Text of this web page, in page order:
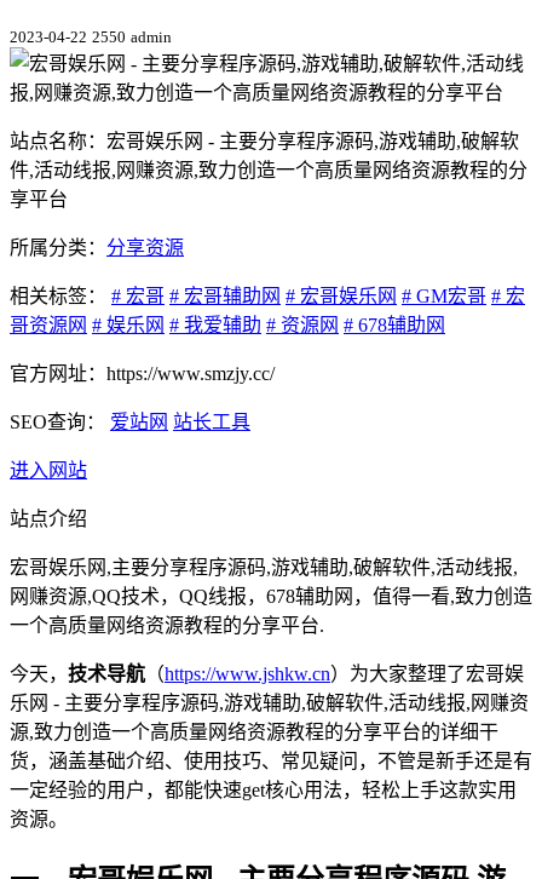
2023-04-22 2550 admin
站点名称：宏哥娱乐网 - 主要分享程序源码,游戏辅助,破解软
件,活动线报,网赚资源,致力创造一个高质量网络资源教程的分
享平台
所属分类： 分享资源
相关标签： # 宏哥 # 宏哥辅助网 # 宏哥娱乐网 # GM宏哥 # 宏
哥资源网 # 娱乐网 # 我爱辅助 # 资源网 # 678辅助网
官方网址：https://www.smzjy.cc/
SEO查询： 爱站网 站长工具
进入网站
站点介绍
宏哥娱乐网,主要分享程序源码,游戏辅助,破解软件,活动线报,
网赚资源,QQ技术，QQ线报，678辅助网，值得一看,致力创造
一个高质量网络资源教程的分享平台.
今天， 技术导航 （https://www.jshkw.cn）为大家整理了宏哥娱
乐网 - 主要分享程序源码,游戏辅助,破解软件,活动线报,网赚资
源,致力创造一个高质量网络资源教程的分享平台的详细干
货，涵盖基础介绍、使用技巧、常见疑问，不管是新手还是有
一定经验的用户，都能快速get核心用法，轻松上手这款实用
资源。